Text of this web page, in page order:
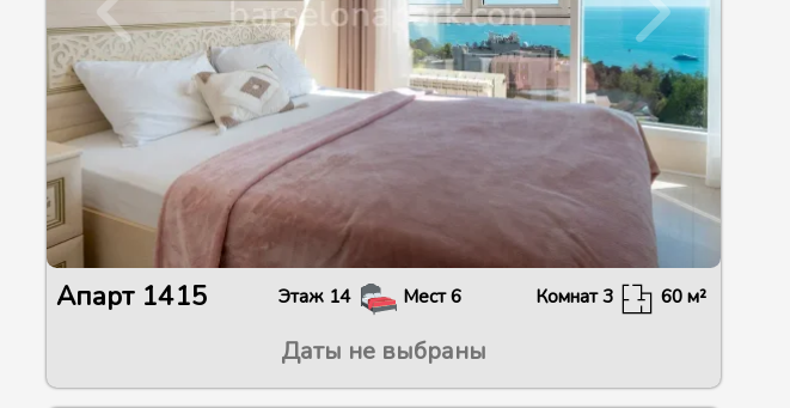
Апарт 1415 Этаж 14 Мест6 Комнат3 60м²
Даты не выбраны